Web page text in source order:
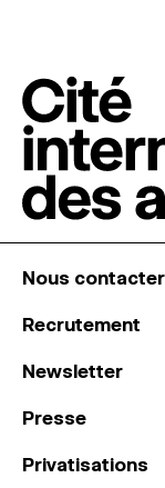
Nous contacter
Recrutement
Newsletter
Presse
Privatisations